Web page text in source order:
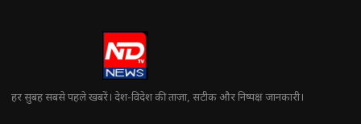
हर सुबह सबसे पहले खबरें। देश-विदेश की ताज़ा, सटीक और निष्पक्ष जानकारी।